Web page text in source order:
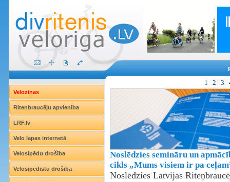
Veloziņas
Riteņbraucēju apvienība
LRF.lv
Velo lapas internetā
Velosipēdu drošība
Velosipēdistu drošība
1 2 3
Noslēdzies semināru un
cikls „Mums visiem ir pa
Noslēdzies Latvijas